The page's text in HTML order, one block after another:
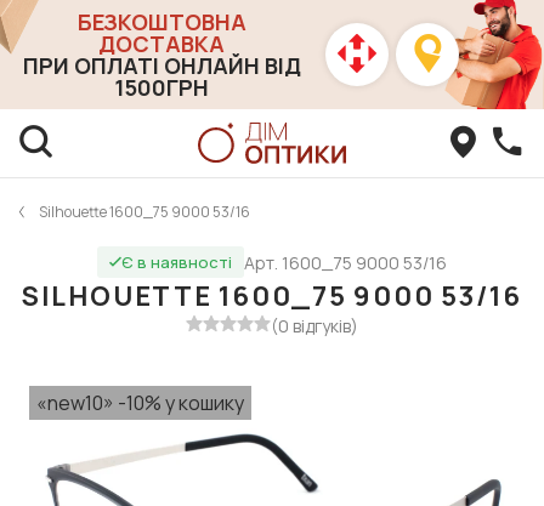
БЕЗКОШТОВНА
ДОСТАВКА
ПРИ ОПЛАТІ ОНЛАЙН ВІД
1500ГРН
Silhouette 1600_75 9000 53/16
Є в наявності Арт. 1600_75 9000 53/16
SILHOUETTE 1600_75 9000 53/16
(0 відгуків)
«new10» -10% у кошику